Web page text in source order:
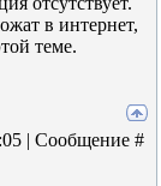
в интернет,
теме.
| Сообщение #